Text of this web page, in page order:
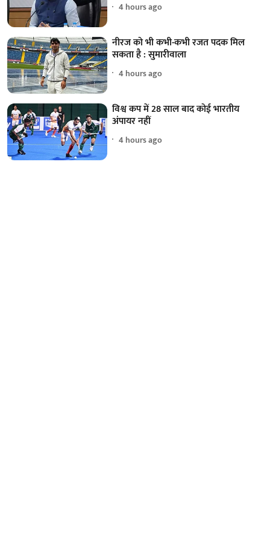
4 hours ago
नीरज को भी कभी-कभी रजत पदक मिल
सकता है : सुमारीवाला
4 hours ago
विश्व कप में 28 साल बाद कोई भारतीय
अंपायर नहीं
4 hours ago